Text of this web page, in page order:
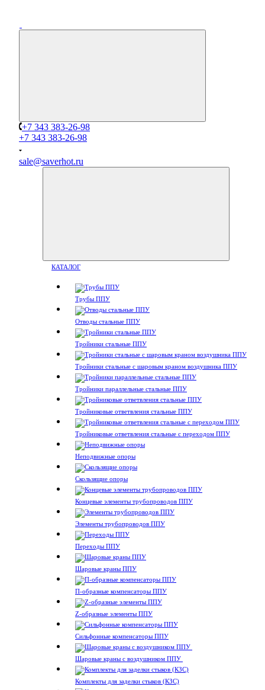
+7 343 383-26-98
+7 343 383-26-98
sale@saverhot.ru
КАТАЛОГ
Трубы ППУ
Отводы стальные ППУ
Тройники стальные ППУ
Тройники стальные с шаровым краном воздушника ППУ
Тройники параллельные стальные ППУ
Тройниковые ответвления стальные ППУ
Тройниковые ответвления стальные с переходом ППУ
Неподвижные опоры
Скользящие опоры
Концевые элементы трубопроводов ППУ
Элементы трубопроводов ППУ
Переходы ППУ
Шаровые краны ППУ
П-образные компенсаторы ППУ
Z-образные элементы ППУ
Сильфонные компенсаторы ППУ
Шаровые краны с воздушником ППУ
Комплекты для заделки стыков (КЗС)